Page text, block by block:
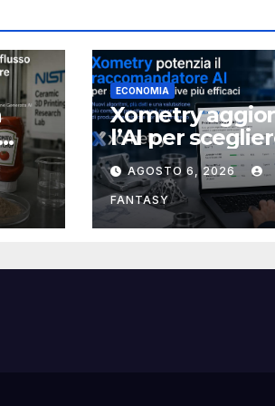
ECONOMIA
Xometry
l’AI per
processo
più adatto
AGOSTO 6, 2026
FANTASY